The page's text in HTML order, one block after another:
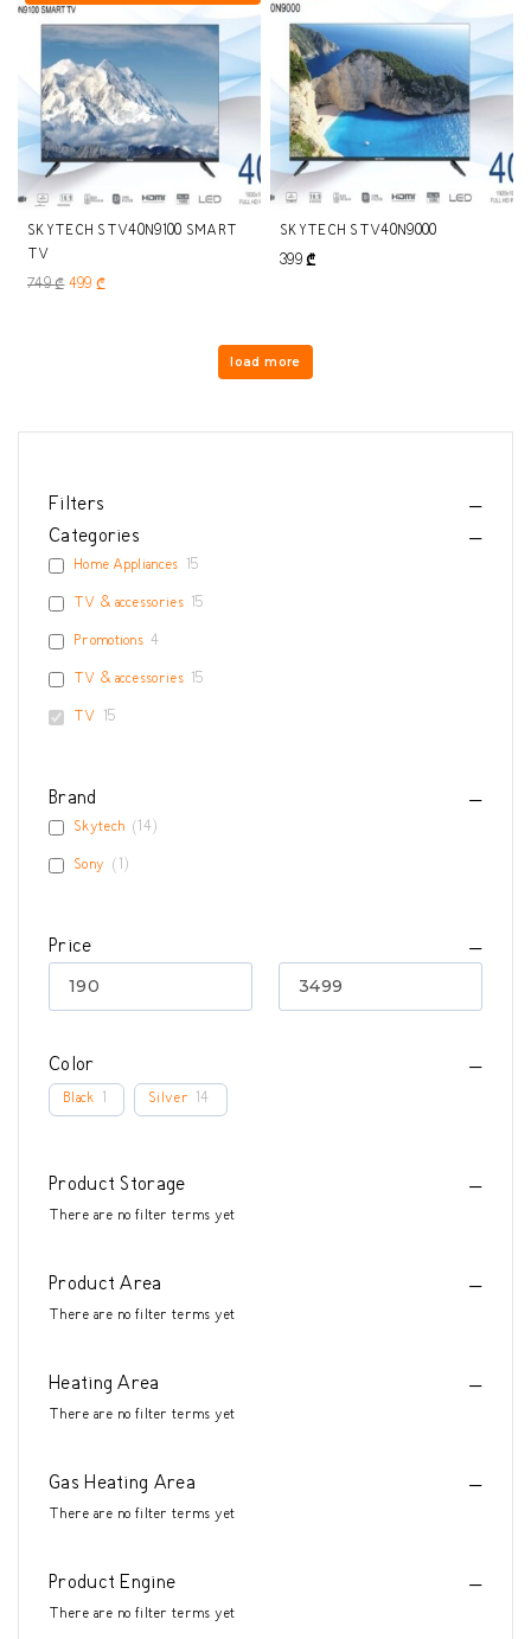
SKYTECH STV40N9100 SMART
TV
749₾ 499₾
SKYTECH STV40N9000
399₾
load more
Filters
Categories
Home Appliances 15
TV & accessories 15
Promotions 4
TV & accessories 15
TV 15
Brand
Skytech ( 14)
Sony ( 1 )
Price
Color
Black 1 Silver 14
Product Storage
There are no filter terms yet
Product Area
There are no filter terms yet
Heating Area
There are no filter terms yet
Gas Heating Area
There are no filter terms yet
Product Engine
There are no filter terms yet